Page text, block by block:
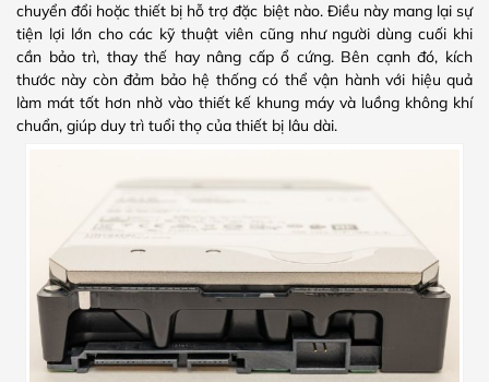
chuyển đổi hoặc thiết bị hỗ trợ đặc biệt nào. Điều này mang lại sự
tiện lợi lớn cho các kỹ thuật viên cũng như người dùng cuối khi
cần bảo trì, thay thế hay nâng cấp ổ cứng. Bên cạnh đó, kích
thước này còn đảm bảo hệ thống có thể vận hành với hiệu quả
làm mát tốt hơn nhờ vào thiết kế khung máy và luồng không khí
chuẩn, giúp duy trì tuổi thọ của thiết bị lâu dài.